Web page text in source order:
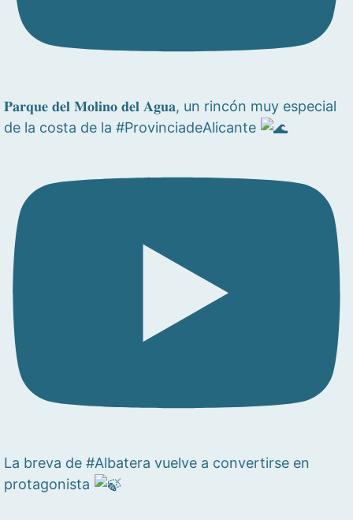
𝐏𝐚𝐫𝐪𝐮𝐞 𝐝𝐞𝐥 𝐌𝐨𝐥𝐢𝐧𝐨 𝐝𝐞𝐥 𝐀𝐠𝐮𝐚, un rincón muy especial
de la costa de la #ProvinciadeAlicante
La breva de #Albatera vuelve a convertirse en
protagonista